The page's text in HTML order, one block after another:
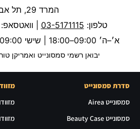
המרד 29, תל אביב
טלפון: 03-5171115 | וואטסאפ:
א׳–ה׳ 09:00–18:00 | שישי 09:00–16:00 | שבת סגור
יבואן רשמי סמסונייט ואמריקן
סדרת סמסונייט
סמסונייט Airea
סמסונייט Beauty Case
מזוודות
מזוודות